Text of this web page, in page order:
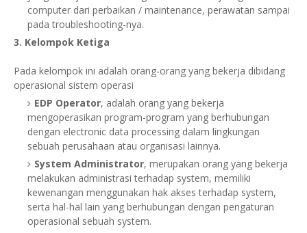
computer dari perbaikan / maintenance, perawatan sampai
pada troubleshooting-nya.
3. Kelompok Ketiga
Pada kelompok ini adalah orang-orang yang bekerja dibidang
operasional sistem operasi
EDP Operator, adalah orang yang bekerja
mengoperasikan program-program yang berhubungan
dengan electronic data processing dalam lingkungan
sebuah perusahaan atau organisasi lainnya.
System Administrator, merupakan orang yang bekerja
melakukan administrasi terhadap system, memiliki
kewenangan menggunakan hak akses terhadap system,
serta hal-hal lain yang berhubungan dengan pengaturan
operasional sebuah system.